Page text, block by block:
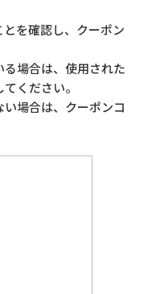
を確認し、クーポン
場合は、使用された
ください。
場合は、クーポンコ